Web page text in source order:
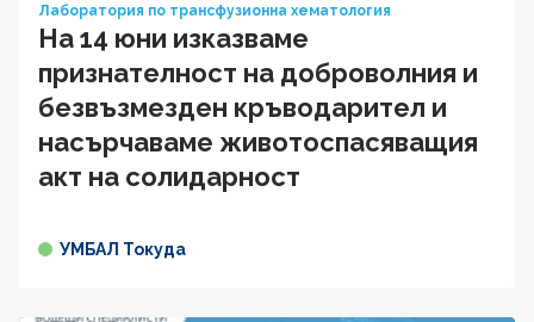
Лаборатория по трансфузионна хематология
На 14 юни изказваме
признателност на доброволния и
безвъзмезден кръводарител и
насърчаваме животоспасяващия
акт на солидарност
УМБАЛ Токуда